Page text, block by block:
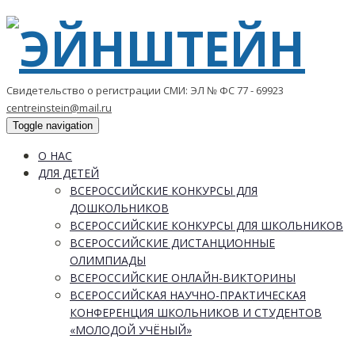
Свидетельство о регистрации СМИ: ЭЛ № ФС 77 - 69923
centreinstein@mail.ru
Toggle navigation
О НАС
ДЛЯ ДЕТЕЙ
ВСЕРОССИЙСКИЕ КОНКУРСЫ ДЛЯ
ДОШКОЛЬНИКОВ
ВСЕРОССИЙСКИЕ КОНКУРСЫ ДЛЯ ШКОЛЬНИКОВ
ВСЕРОССИЙСКИЕ ДИСТАНЦИОННЫЕ
ОЛИМПИАДЫ
ВСЕРОССИЙСКИЕ ОНЛАЙН-ВИКТОРИНЫ
ВСЕРОССИЙСКАЯ НАУЧНО-ПРАКТИЧЕСКАЯ
КОНФЕРЕНЦИЯ ШКОЛЬНИКОВ И СТУДЕНТОВ
«МОЛОДОЙ УЧЁНЫЙ»